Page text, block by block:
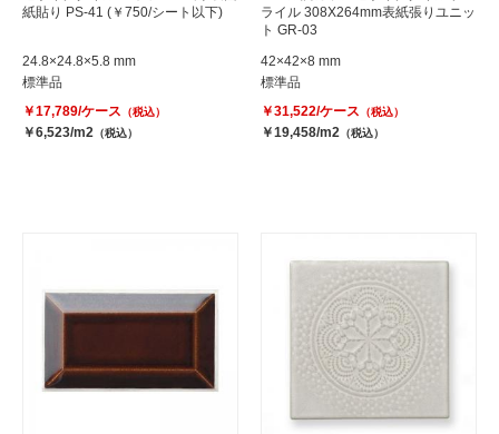
紙貼り PS-41 (￥750/シート以下)
24.8×24.8×5.8 mm
標準品
￥17,789/ケース （税込）
￥6,523/m2 （税込）
ライル 308X264mm表紙張りユニッ
ト GR-03
42×42×8 mm
標準品
￥31,522/ケース （税込）
￥19,458/m2 （税込）